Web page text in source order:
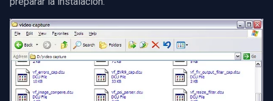
EverFocus
ABUS
Basler
de Archivo de Recursos
(.otares)
Soporte Técnico y Recursos
Adicionales